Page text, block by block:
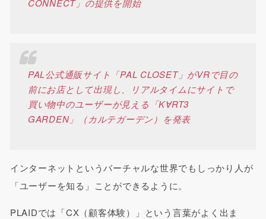
PAL公式通販サイト「PAL CLOSET」がVRで目の
前にお店として出現し、リアルタイムにサイトで
買い物中のユーザーが見える「K∀RT3
GARDEN」（カルテガーデン）を発表
インターネットというバーチャルな世界でもしっかり人が
「ユーザーを知る」ことができるように。
PLAIDでは「CX（顧客体験）」という言葉がよく出ま